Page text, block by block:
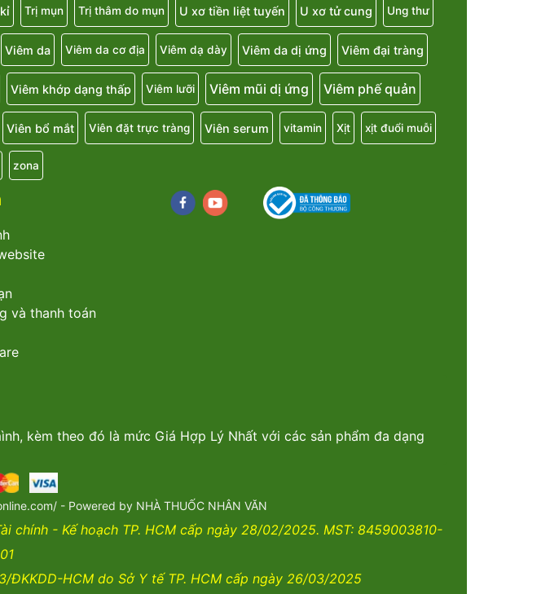
Trị mụn Trị thâm do mụn U xơ tiền liệt tuyến U xơ tử cung Ung thư
Viêm da Viêm da cơ địa Viêm dạ dày Viêm da dị ứng Viêm đại tràng
Viêm khớp dạng thấp Viêm lưỡi Viêm mũi dị ứng Viêm phế quản
Viên bổ mắt Viên đặt trực tràng Viên serum vitamin Xịt xịt đuổi muỗi
zona
và thanh toán
Facebookyoutube
kèm theo đó là mức Giá Hợp Lý Nhất với các sản phẩm đa dạng
- Powered by NHÀ THUỐC NHÂN VĂN
chính - Kế hoạch TP. HCM cấp ngày 28/02/2025. MST: 8459003810-
ĐKKDD-HCM do Sở Y tế TP. HCM cấp ngày 26/03/2025